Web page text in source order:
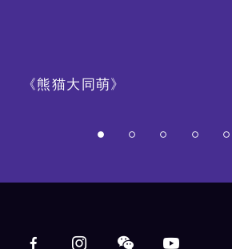
《熊猫大同萌》
Main navigation